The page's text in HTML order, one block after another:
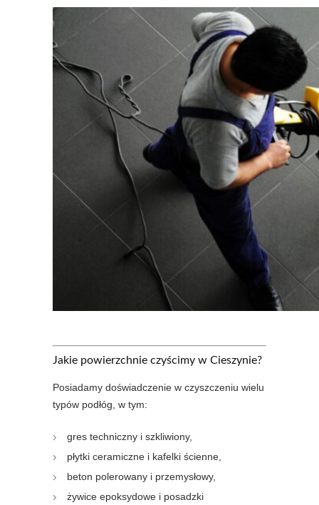
Jakie powierzchnie czyścimy w Cieszynie?
Posiadamy doświadczenie w czyszczeniu wielu
typów podłóg, w tym:
gres techniczny i szkliwiony,
płytki ceramiczne i kafelki ścienne,
beton polerowany i przemysłowy,
żywice epoksydowe i posadzki